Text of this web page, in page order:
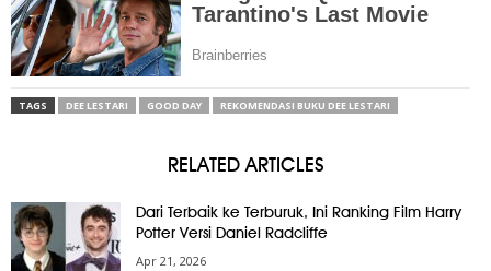
TAGS DEE LESTARI GOOD DAY REKOMENDASI BUKU DEE LESTARI
RELATED ARTICLES
Dari Terbaik ke Terburuk, Ini Ranking Film Harry
Potter Versi Daniel Radcliffe
Apr 21, 2026